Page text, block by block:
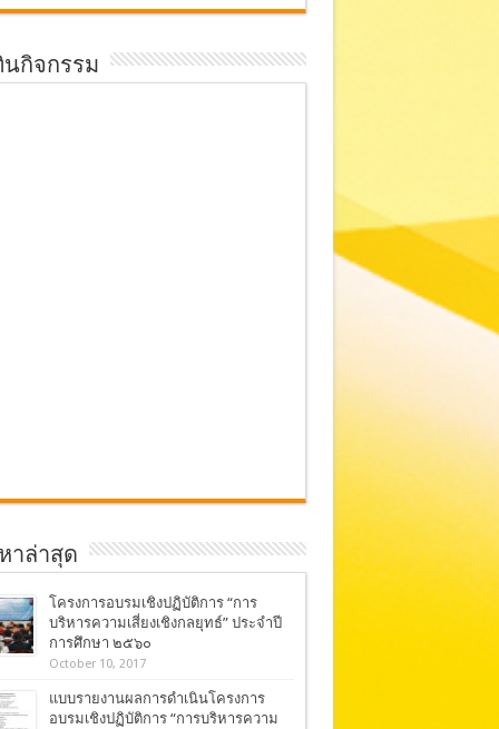
กิจกรรม
าล่าสุด
โครงการอบรมเชิงปฏิบัติการ “การ
บริหารความเสี่ยงเชิงกลยุทธ์” ประจำปี
การศึกษา ๒๕๖๐
October 10, 2017
แบบรายงานผลการดำเนินโครงการ
อบรมเชิงปฏิบัติการ “การบริหารความ